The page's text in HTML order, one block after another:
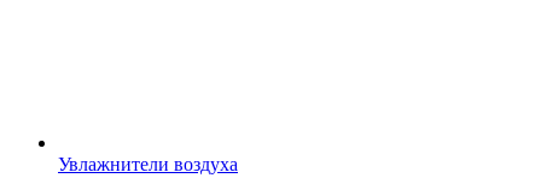
Увлажнители воздуха